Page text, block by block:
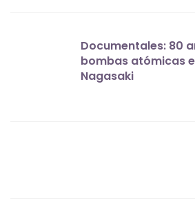
Documentales: 80
bombas atómicas
Nagasaki